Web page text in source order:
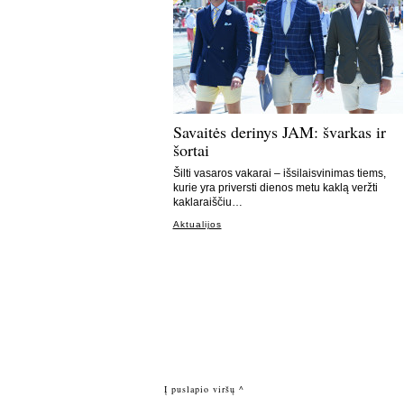
Savaitės derinys JAM: švarkas ir
šortai
Šilti vasaros vakarai – išsilaisvinimas tiems,
kurie yra priversti dienos metu kaklą veržti
kaklaraiščiu…
Aktualijos
Į puslapio viršų ^